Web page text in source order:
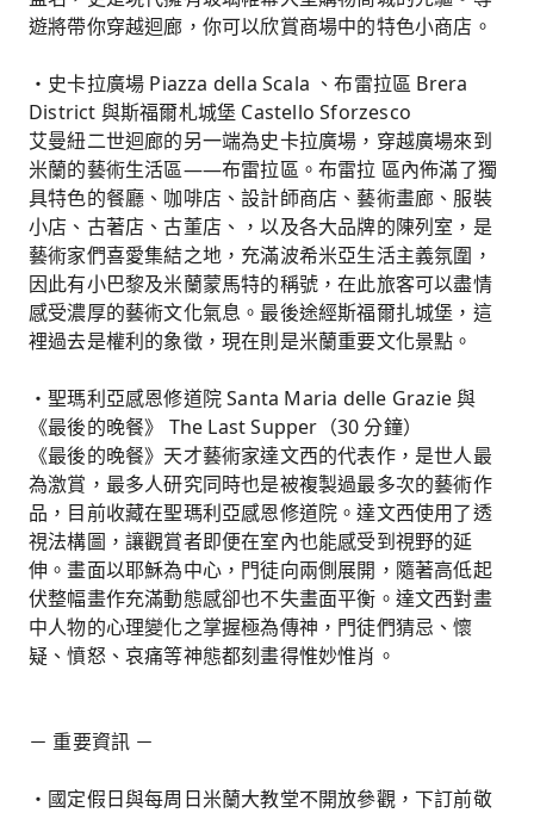
遊將帶你穿越迴廊，你可以欣賞商場中的特色小商店。
・史卡拉廣場 Piazza della Scala 、布雷拉區 Brera
District 與斯福爾札城堡 Castello Sforzesco
艾曼紐二世迴廊的另一端為史卡拉廣場，穿越廣場來到
米蘭的藝術生活區——布雷拉區。布雷拉 區內佈滿了獨
具特色的餐廳、咖啡店、設計師商店、藝術畫廊、服裝
小店、古著店、古董店、，以及各大品牌的陳列室，是
藝術家們喜愛集結之地，充滿波希米亞生活主義氛圍，
因此有小巴黎及米蘭蒙馬特的稱號，在此旅客可以盡情
感受濃厚的藝術文化氣息。最後途經斯福爾扎城堡，這
裡過去是權利的象徵，現在則是米蘭重要文化景點。
・聖瑪利亞感恩修道院 Santa Maria delle Grazie 與
《最後的晚餐》 The Last Supper（30 分鐘）
《最後的晚餐》天才藝術家達文西的代表作，是世人最
為激賞，最多人研究同時也是被複製過最多次的藝術作
品，目前收藏在聖瑪利亞感恩修道院。達文西使用了透
視法構圖，讓觀賞者即便在室內也能感受到視野的延
伸。畫面以耶穌為中心，門徒向兩側展開，隨著高低起
伏整幅畫作充滿動態感卻也不失畫面平衡。達文西對畫
中人物的心理變化之掌握極為傳神，門徒們猜忌、懷
疑、憤怒、哀痛等神態都刻畫得惟妙惟肖。
－ 重要資訊 －
・國定假日與每周日米蘭大教堂不開放參觀，下訂前敬